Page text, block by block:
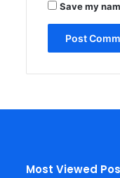
Save my
Most Viewed